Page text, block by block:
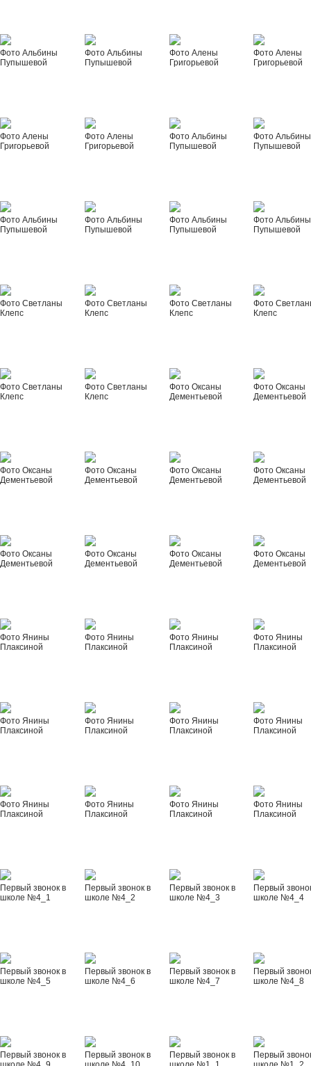
Фото Альбины
Пупышевой
Фото Альбины
Пупышевой
Фото Алены
Григорьевой
Фото Алены
Григорьевой
Фото Алены
Григорьевой
Фото Алены
Григорьевой
Фото Альбины
Пупышевой
Фото Альбины
Пупышевой
Фото Альбины
Пупышевой
Фото Альбины
Пупышевой
Фото Альбины
Пупышевой
Фото Альбины
Пупышевой
Фото Светланы
Клепс
Фото Светланы
Клепс
Фото Светланы
Клепс
Фото
Клепс
Фото Светланы
Клепс
Фото Светланы
Клепс
Фото Оксаны
Дементьевой
Фото Оксаны
Дементьевой
Фото Оксаны
Дементьевой
Фото Оксаны
Дементьевой
Фото Оксаны
Дементьевой
Фото Оксаны
Дементьевой
Фото Оксаны
Дементьевой
Фото Оксаны
Дементьевой
Фото Оксаны
Дементьевой
Фото Оксаны
Дементьевой
Фото Янины
Плаксиной
Фото Янины
Плаксиной
Фото Янины
Плаксиной
Фото Янины
Плаксиной
Фото Янины
Плаксиной
Фото Янины
Плаксиной
Фото Янины
Плаксиной
Фото Янины
Плаксиной
Фото Янины
Плаксиной
Фото Янины
Плаксиной
Фото Янины
Плаксиной
Фото Янины
Плаксиной
Первый звонок в
школе №4_1
Первый звонок в
школе №4_2
Первый звонок в
школе №4_3
Первый
школе №4_4
Первый звонок в
школе №4_5
Первый звонок в
школе №4_6
Первый звонок в
школе №4_7
Первый
школе №4_8
Первый звонок в
Первый звонок в
Первый звонок в
Первый